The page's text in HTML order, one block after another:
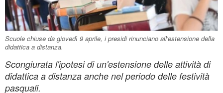
Scuole chiuse da giovedì 9 aprile, i presidi rinunciano all'estensione della
didattica a distanza.
Scongiurata l'ipotesi di un'estensione delle attività di
didattica a distanza anche nel periodo delle festività
pasquali.